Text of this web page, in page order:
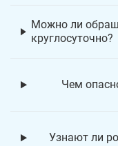
Можно ли
круглосуточно?
Чем
Узнают ли